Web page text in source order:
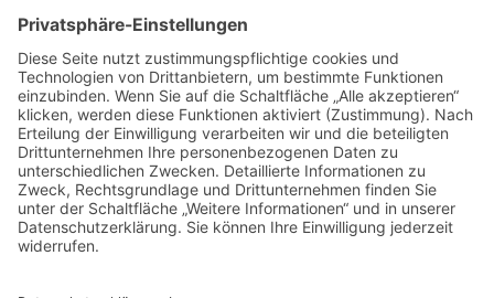
Navigation
Aktuelles
Feuerwehr
Jobs & Karriere 112